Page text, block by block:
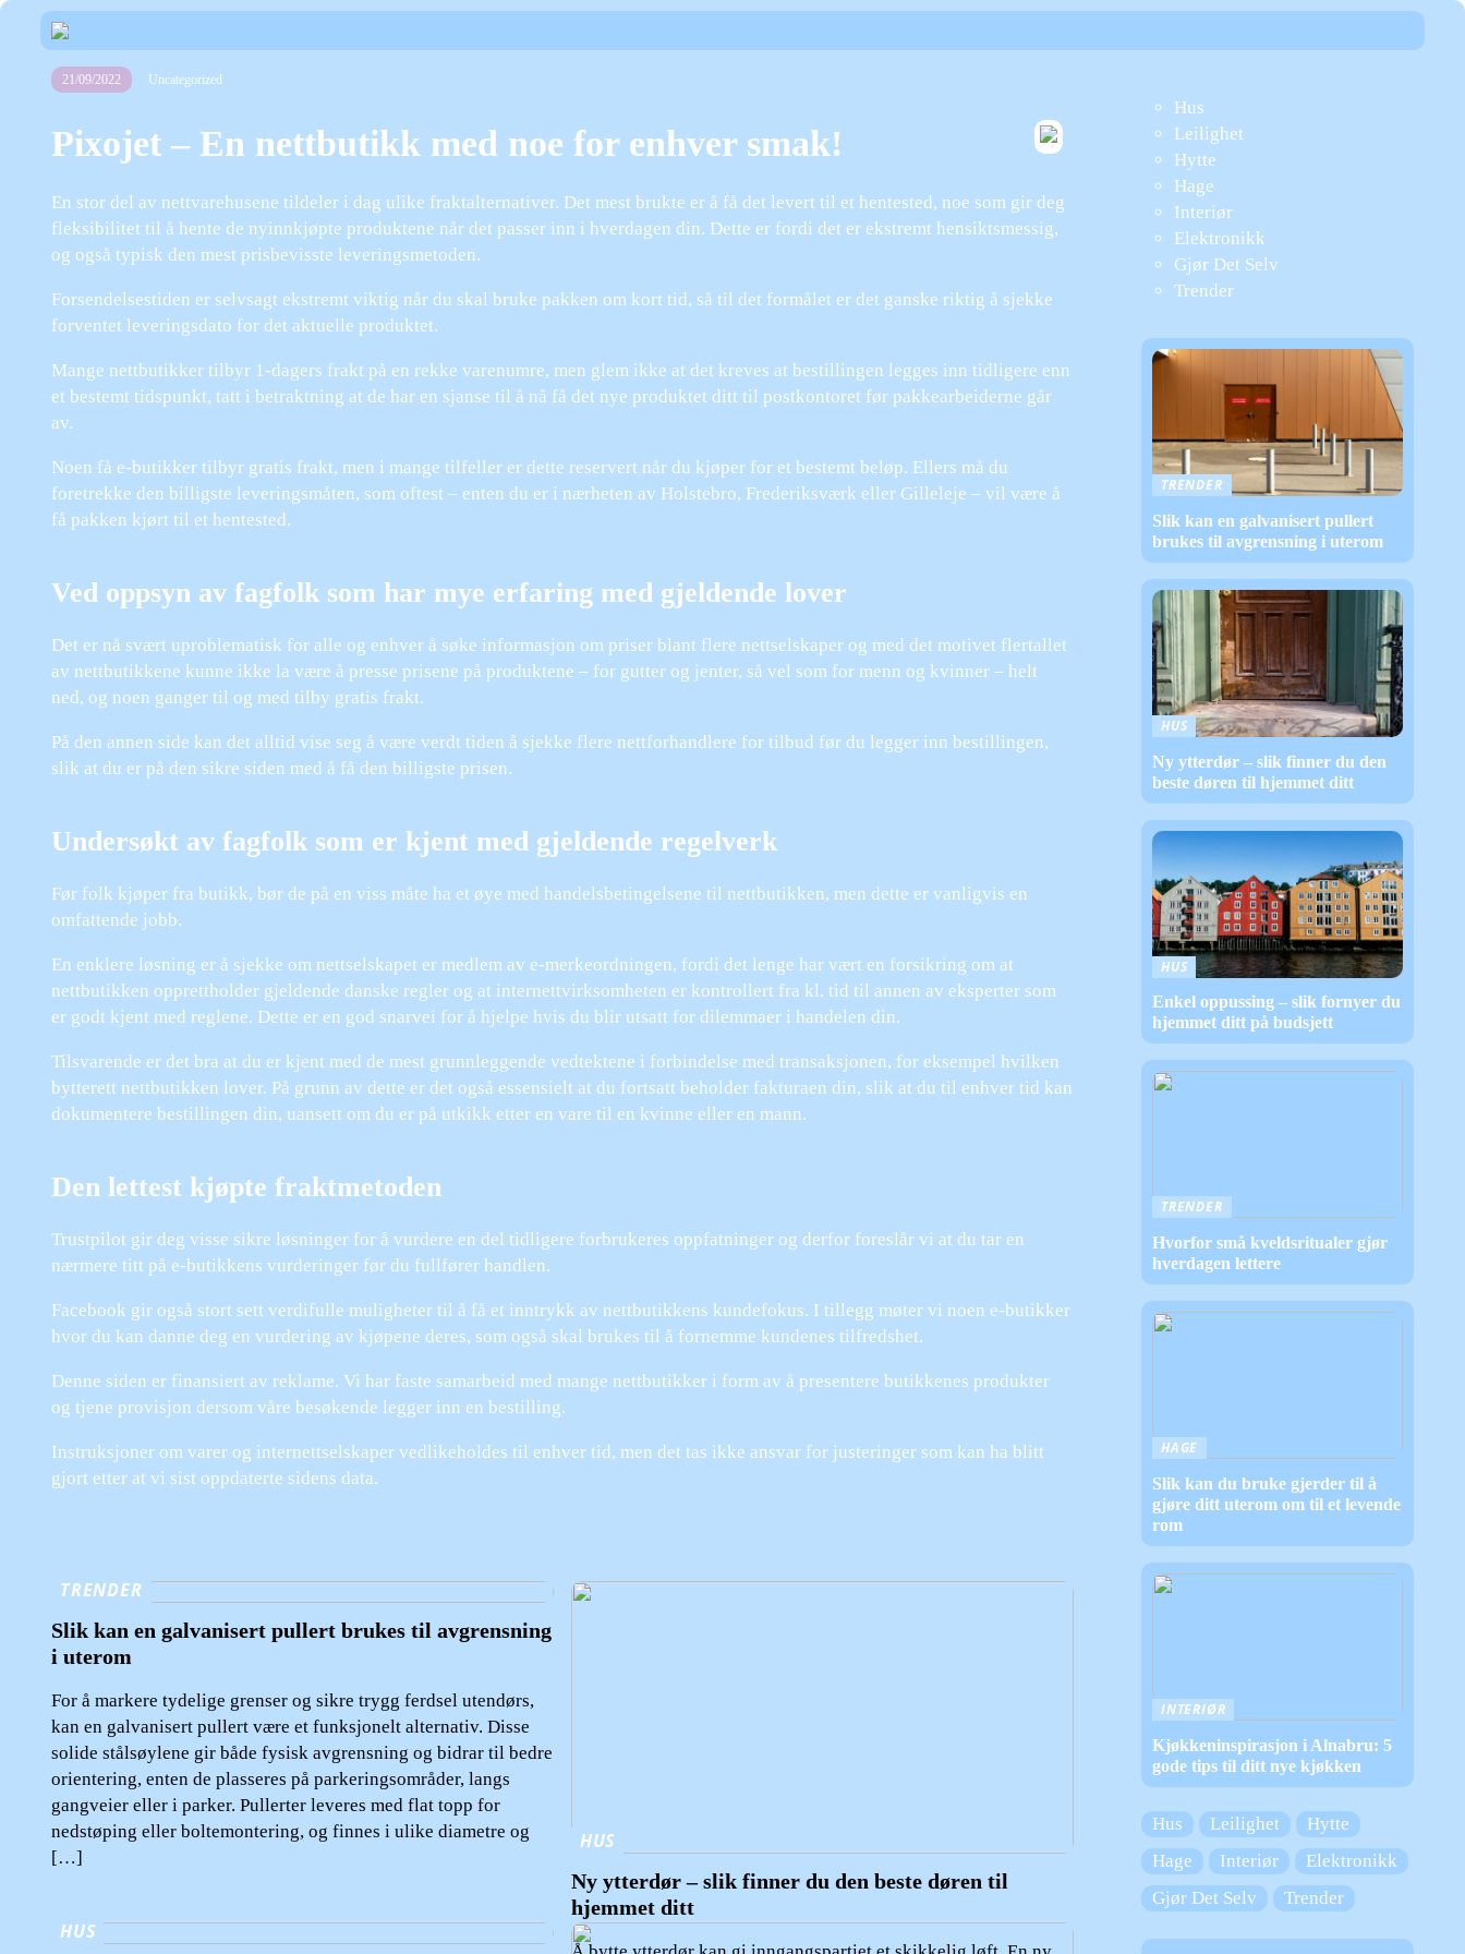
21/09/2022 Uncategorized
Pixojet – En nettbutikk med noe for enhver smak!
En stor del av nettvarehusene tildeler i dag ulike fraktalternativer. Det mest brukte er å få det levert til et hentested, noe som gir deg
fleksibilitet til å hente de nyinnkjøpte produktene når det passer inn i hverdagen din. Dette er fordi det er ekstremt hensiktsmessig,
og også typisk den mest prisbevisste leveringsmetoden.
Forsendelsestiden er selvsagt ekstremt viktig når du skal bruke pakken om kort tid, så til det formålet er det ganske riktig å sjekke
forventet leveringsdato for det aktuelle produktet.
Mange nettbutikker tilbyr 1-dagers frakt på en rekke varenumre, men glem ikke at det kreves at bestillingen legges inn tidligere enn
et bestemt tidspunkt, tatt i betraktning at de har en sjanse til å nå få det nye produktet ditt til postkontoret før pakkearbeiderne går
av.
Noen få e-butikker tilbyr gratis frakt, men i mange tilfeller er dette reservert når du kjøper for et bestemt beløp. Ellers må du
foretrekke den billigste leveringsmåten, som oftest – enten du er i nærheten av Holstebro, Frederiksværk eller Gilleleje – vil være å
få pakken kjørt til et hentested.
Ved oppsyn av fagfolk som har mye erfaring med gjeldende lover
Det er nå svært uproblematisk for alle og enhver å søke informasjon om priser blant flere nettselskaper og med det motivet flertallet
av nettbutikkene kunne ikke la være å presse prisene på produktene – for gutter og jenter, så vel som for menn og kvinner – helt
ned, og noen ganger til og med tilby gratis frakt.
På den annen side kan det alltid vise seg å være verdt tiden å sjekke flere nettforhandlere for tilbud før du legger inn bestillingen,
slik at du er på den sikre siden med å få den billigste prisen.
Undersøkt av fagfolk som er kjent med gjeldende regelverk
Før folk kjøper fra butikk, bør de på en viss måte ha et øye med handelsbetingelsene til nettbutikken, men dette er vanligvis en
omfattende jobb.
En enklere løsning er å sjekke om nettselskapet er medlem av e-merkeordningen, fordi det lenge har vært en forsikring om at
nettbutikken opprettholder gjeldende danske regler og at internettvirksomheten er kontrollert fra kl. tid til annen av eksperter som
er godt kjent med reglene. Dette er en god snarvei for å hjelpe hvis du blir utsatt for dilemmaer i handelen din.
Tilsvarende er det bra at du er kjent med de mest grunnleggende vedtektene i forbindelse med transaksjonen, for eksempel hvilken
bytterett nettbutikken lover. På grunn av dette er det også essensielt at du fortsatt beholder fakturaen din, slik at du til enhver tid kan
dokumentere bestillingen din, uansett om du er på utkikk etter en vare til en kvinne eller en mann.
Den lettest kjøpte fraktmetoden
Trustpilot gir deg visse sikre løsninger for å vurdere en del tidligere forbrukeres oppfatninger og derfor foreslår vi at du tar en
nærmere titt på e-butikkens vurderinger før du fullfører handlen.
Facebook gir også stort sett verdifulle muligheter til å få et inntrykk av nettbutikkens kundefokus. I tillegg møter vi noen e-butikker
hvor du kan danne deg en vurdering av kjøpene deres, som også skal brukes til å fornemme kundenes tilfredshet.
Denne siden er finansiert av reklame. Vi har faste samarbeid med mange nettbutikker i form av å presentere butikkenes produkter
og tjene provisjon dersom våre besøkende legger inn en bestilling.
Instruksjoner om varer og internettselskaper vedlikeholdes til enhver tid, men det tas ikke ansvar for justeringer som kan ha blitt
gjort etter at vi sist oppdaterte sidens data.
TRENDER
Slik kan en galvanisert pullert brukes til avgrensning
i uterom
For å markere tydelige grenser og sikre trygg ferdsel utendørs,
kan en galvanisert pullert være et funksjonelt alternativ. Disse
solide stålsøylene gir både fysisk avgrensning og bidrar til bedre
orientering, enten de plasseres på parkeringsområder, langs
gangveier eller i parker. Pullerter leveres med flat topp for
nedstøping eller boltemontering, og finnes i ulike diametre og
[…]
HUS
Ny ytterdør – slik finner du den beste døren til
hjemmet ditt
HUS
Hus
Leilighet
Hytte
Hage
Interiør
Elektronikk
Gjør Det Selv
Trender
TRENDER
Slik kan en galvanisert pullert
brukes til avgrensning i uterom
HUS
Ny ytterdør – slik finner du den
beste døren til hjemmet ditt
HUS
Enkel oppussing – slik fornyer du
hjemmet ditt på budsjett
TRENDER
Hvorfor små kveldsritualer gjør
hverdagen lettere
HAGE
Slik kan du bruke gjerder til å
gjøre ditt uterom om til et levende
rom
INTERIØR
Kjøkkeninspirasjon i Alnabru: 5
gode tips til ditt nye kjøkken
Hus Leilighet
Hytte
Hage
Interiør
Elektronikk
Gjør Det Selv
Trender